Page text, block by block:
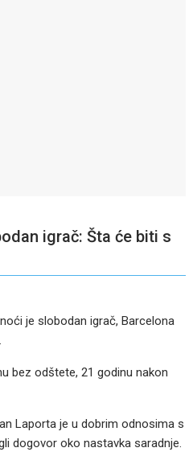
igrač: Šta će biti s
je slobodan igrač, Barcelona
bez odštete, 21 godinu nakon
Laporta je u dobrim odnosima s
dogovor oko nastavka saradnje.